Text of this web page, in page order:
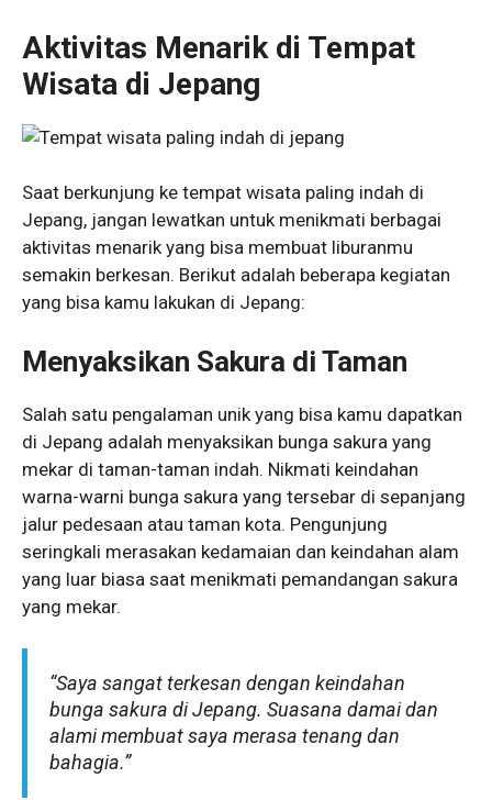
Aktivitas Menarik di Tempat
Wisata di Jepang
Saat berkunjung ke tempat wisata paling indah di
Jepang, jangan lewatkan untuk menikmati berbagai
aktivitas menarik yang bisa membuat liburanmu
semakin berkesan. Berikut adalah beberapa kegiatan
yang bisa kamu lakukan di Jepang:
Menyaksikan Sakura di Taman
Salah satu pengalaman unik yang bisa kamu dapatkan
di Jepang adalah menyaksikan bunga sakura yang
mekar di taman-taman indah. Nikmati keindahan
warna-warni bunga sakura yang tersebar di sepanjang
jalur pedesaan atau taman kota. Pengunjung
seringkali merasakan kedamaian dan keindahan alam
yang luar biasa saat menikmati pemandangan sakura
yang mekar.
“Saya sangat terkesan dengan keindahan
bunga sakura di Jepang. Suasana damai dan
alami membuat saya merasa tenang dan
bahagia.”